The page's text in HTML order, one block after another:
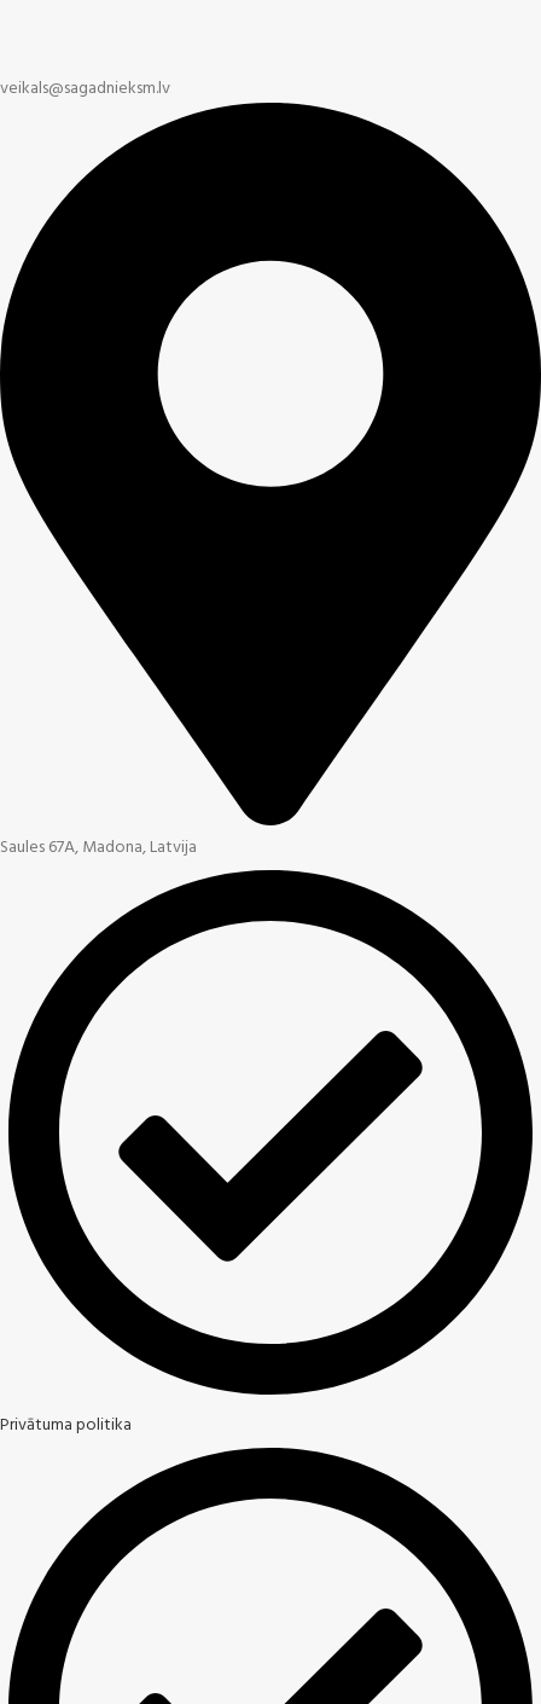
veikals@sagadnieksm.lv
Saules 67A, Madona, Latvija
Privātuma politika